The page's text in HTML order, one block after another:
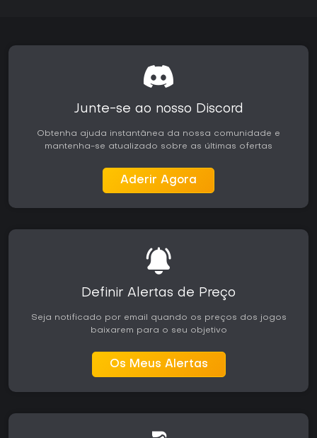
Junte-se ao nosso Discord
Obtenha ajuda instantânea da nossa comunidade e
mantenha-se atualizado sobre as últimas ofertas
Aderir Agora
Definir Alertas de Preço
Seja notificado por email quando os preços dos jogos
baixarem para o seu objetivo
Os Meus Alertas